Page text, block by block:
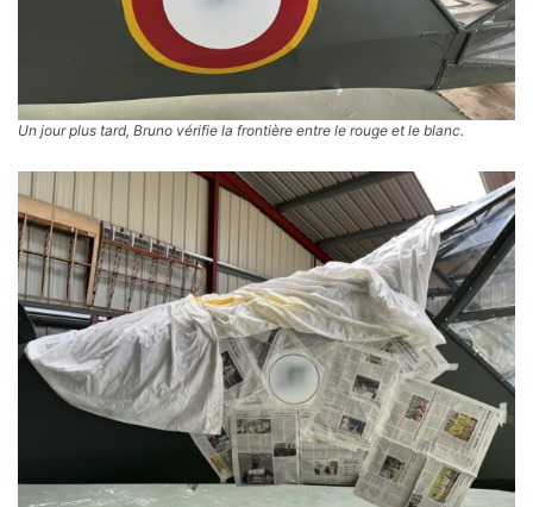
Un jour plus tard, Bruno vérifie la frontière entre le rouge et le blanc.